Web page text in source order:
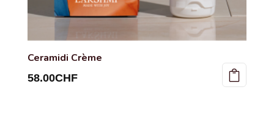
Ceramidi Crème
58.00CHF